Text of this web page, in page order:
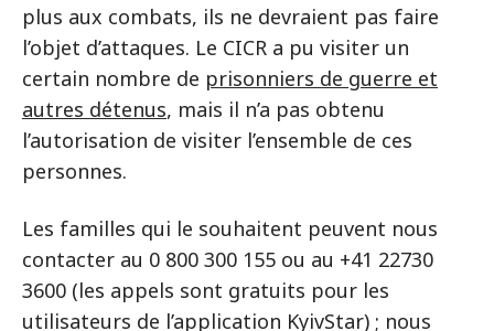
plus aux combats, ils ne devraient pas faire
l’objet d’attaques. Le CICR a pu visiter un
certain nombre de prisonniers de guerre et
autres détenus, mais il n’a pas obtenu
l’autorisation de visiter l’ensemble de ces
personnes.
Les familles qui le souhaitent peuvent nous
contacter au 0 800 300 155 ou au +41 22730
3600 (les appels sont gratuits pour les
utilisateurs de l’application KyivStar) ; nous